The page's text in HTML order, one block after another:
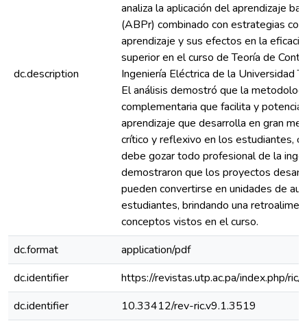
dc.description
analiza la aplicación del aprendizaje
(ABPr) combinado con estrategias
aprendizaje y sus efectos en la
superior en el curso de Teoría de
Ingeniería Eléctrica de la Universidad
El análisis demostró que la
complementaria que facilita y potencia
aprendizaje que desarrolla en gran
crítico y reflexivo en los estudiantes,
debe gozar todo profesional de la
demostraron que los proyectos
pueden convertirse en unidades de
estudiantes, brindando una
conceptos vistos en el curso.
dc.format
application/pdf
dc.identifier
https://revistas.utp.ac.pa/index.php/
dc.identifier
10.33412/rev-ric.v9.1.3519